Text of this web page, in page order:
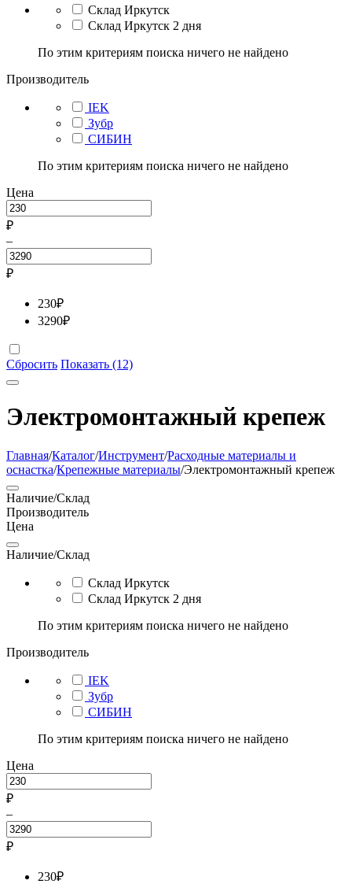
Склад Иркутск
Склад Иркутск 2 дня
По этим критериям поиска ничего не найдено
Производитель
IEK
Зубр
СИБИН
По этим критериям поиска ничего не найдено
Цена
₽
–
₽
230₽
3290₽
Сбросить Показать (12)
Электромонтажный крепеж
Главная/Каталог/Инструмент/Расходные материалы и
оснастка/Крепежные материалы/Электромонтажный крепеж
Наличие/Склад
Производитель
Цена
Наличие/Склад
Склад Иркутск
Склад Иркутск 2 дня
По этим критериям поиска ничего не найдено
Производитель
IEK
Зубр
СИБИН
По этим критериям поиска ничего не найдено
Цена
₽
–
₽
230₽